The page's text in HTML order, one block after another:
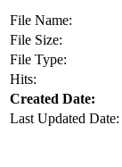
File Name:
File Size:
File Type:
Hits:
Created Date:
Last Updated Date: